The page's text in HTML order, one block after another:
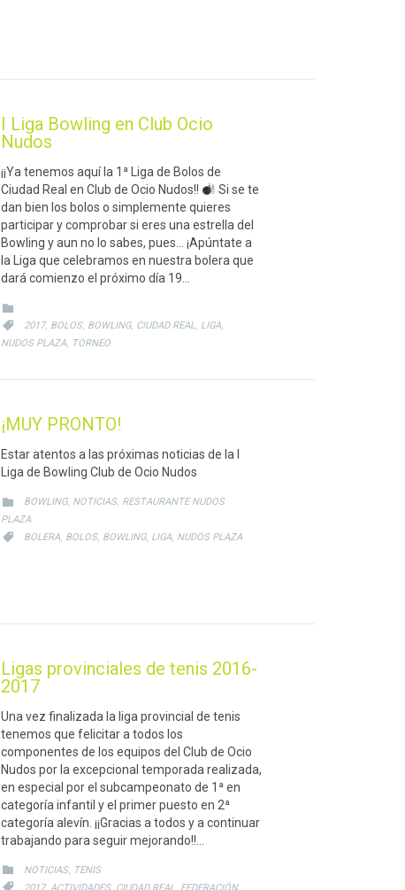
I Liga Bowling en Club Ocio
Nudos
¡¡Ya tenemos aquí la 1ª Liga de Bolos de
Ciudad Real en Club de Ocio Nudos!!
Si se te
dan bien los bolos o simplemente quieres
participar y comprobar si eres una estrella del
Bowling y aun no lo sabes, pues… ¡Apúntate a
la Liga que celebramos en nuestra bolera que
dará comienzo el próximo día 19…

 CATEGORY
2017, BOLOS, BOWLING, CIUDAD REAL, LIGA,
NUDOS PLAZA, TORNEO
¡MUY PRONTO!
Estar atentos a las próximas noticias de la I
Liga de Bowling Club de Ocio Nudos
 CATEGORY
BOWLING, NOTICIAS, RESTAURANTE NUDOS
PLAZA

CATEGORY
BOLERA, BOLOS, BOWLING, LIGA, NUDOS PLAZA
Ligas provinciales de tenis 2016-
2017
Una vez finalizada la liga provincial de tenis
tenemos que felicitar a todos los
componentes de los equipos del Club de Ocio
Nudos por la excepcional temporada realizada,
en especial por el subcampeonato de 1ª en
categoría infantil y el primer puesto en 2ª
categoría alevín. ¡¡Gracias a todos y a continuar
trabajando para seguir mejorando!!…
 CATEGORY
NOTICIAS, TENIS

CATEGORY
2017, ACTIVIDADES, CIUDAD REAL FEDERACIÓN,